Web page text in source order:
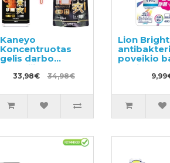
Kaneyo
Koncentruotas
gelis darbo
drabužių
skalbimui 500ml +
33,98€ 34,98€
Lion
poveikio
papildymas